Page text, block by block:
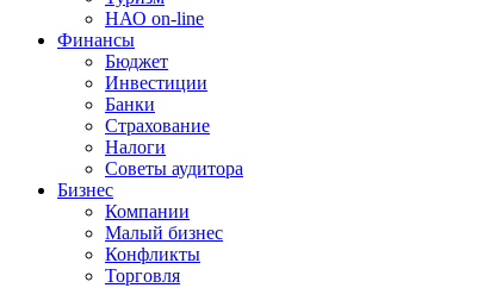
НАО on-line
Финансы
Бюджет
Инвестиции
Банки
Страхование
Налоги
Советы аудитора
Бизнес
Компании
Малый бизнес
Конфликты
Торговля